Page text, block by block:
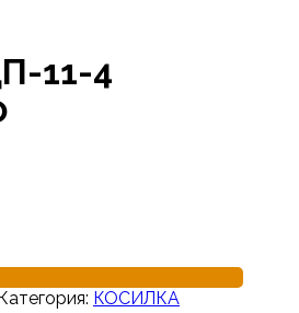
11-4
КОСИЛКА